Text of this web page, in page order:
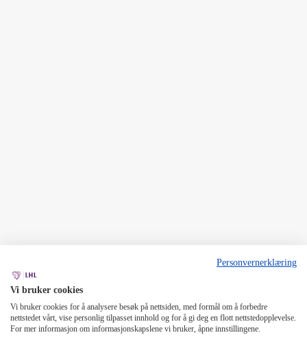
Personvernerklæring
Vi bruker cookies
Vi bruker cookies for å analysere besøk på nettsiden, med formål om å forbedre
nettstedet vårt, vise personlig tilpasset innhold og for å gi deg en flott nettstedopplevelse.
For mer informasjon om informasjonskapslene vi bruker, åpne innstillingene.